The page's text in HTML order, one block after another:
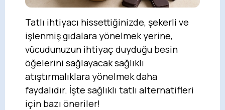
Tatlı ihtiyacı hissettiğinizde, şekerli ve
işlenmiş gıdalara yönelmek yerine,
vücudunuzun ihtiyaç duyduğu besin
öğelerini sağlayacak sağlıklı
atıştırmalıklara yönelmek daha
faydalıdır. İşte sağlıklı tatlı alternatifleri
için bazı öneriler!